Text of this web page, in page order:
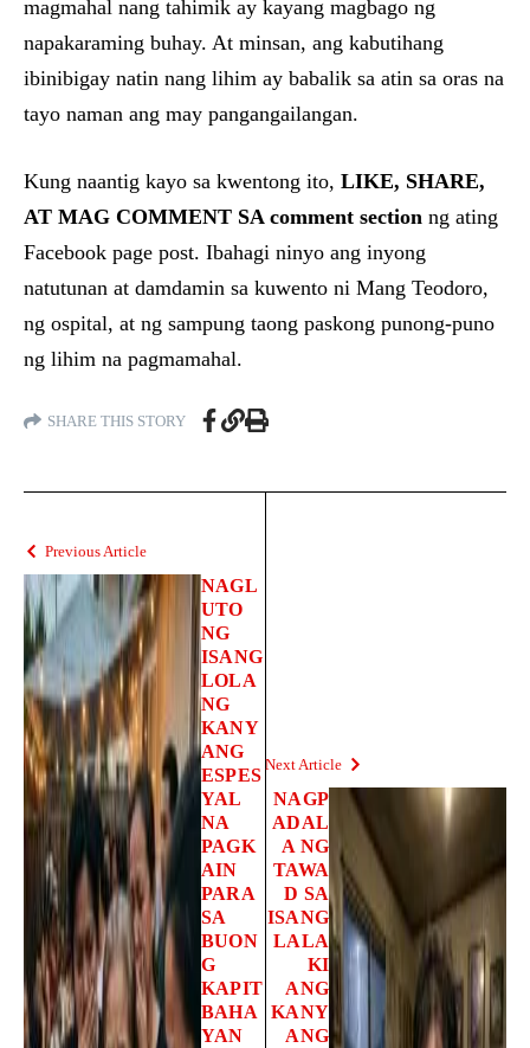
magmahal nang tahimik ay kayang magbago ng
napakaraming buhay. At minsan, ang kabutihang
ibinibigay natin nang lihim ay babalik sa atin sa oras na
tayo naman ang may pangangailangan.
Kung naantig kayo sa kwentong ito, LIKE, SHARE,
AT MAG COMMENT SA comment section ng ating
Facebook page post. Ibahagi ninyo ang inyong
natutunan at damdamin sa kuwento ni Mang Teodoro,
ng ospital, at ng sampung taong paskong punong-puno
ng lihim na pagmamahal.
SHARE THIS STORY
Previous Article
NAGL
UTO
NG
ISANG
LOLA
NG
KANY
ANG
ESPES
YAL
NA
PAGK
AIN
PARA
SA
BUON
G
KAPIT
BAHA
YAN
Next Article
NAGP
ADAL
A NG
TAWA
D SA
ISANG
LALA
KI
ANG
KANY
ANG